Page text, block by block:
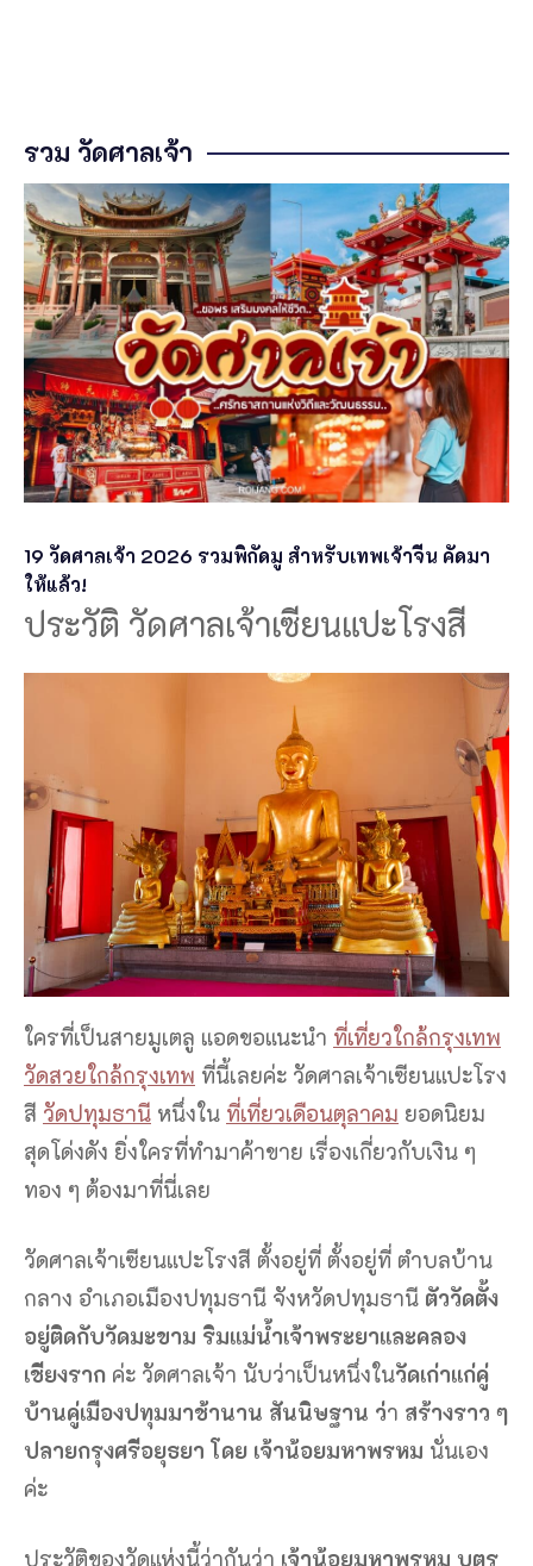
รวม วัดศาลเจ้า
19 วัดศาลเจ้า 2026 รวมพิกัดมู สำหรับเทพเจ้าจีน คัดมา
ให้แล้ว!
ประวัติ วัดศาลเจ้าเซียนแปะโรงสี
ใครที่เป็นสายมูเตลู แอดขอแนะนำ ที่เที่ยวใกล้กรุงเทพ
วัดสวยใกล้กรุงเทพ ที่นี้เลยค่ะ วัดศาลเจ้าเซียนแปะโรง
สี วัดปทุมธานี หนึ่งใน ที่เที่ยวเดือนตุลาคม ยอดนิยม
สุดโด่งดัง ยิ่งใครที่ทำมาค้าขาย เรื่องเกี่ยวกับเงิน ๆ
ทอง ๆ ต้องมาที่นี่เลย
วัดศาลเจ้าเซียนแปะโรงสี ตั้งอยู่ที่ ตั้งอยู่ที่ ตำบลบ้าน
กลาง อำเภอเมืองปทุมธานี จังหวัดปทุมธานี ตัววัดตั้ง
อยู่ติดกับวัดมะขาม ริมแม่น้ำเจ้าพระยาและคลอง
เชียงราก ค่ะ วัดศาลเจ้า นับว่าเป็นหนึ่งในวัดเก่าแก่คู่
บ้านคู่เมืองปทุมมาช้านาน สันนิษฐาน ว่า สร้างราว ๆ
ปลายกรุงศรีอยุธยา โดย เจ้าน้อยมหาพรหม นั่นเอง
ค่ะ
ประวัติของวัดแห่งนี้ว่ากันว่า เจ้าน้อยมหาพรหม บุตร